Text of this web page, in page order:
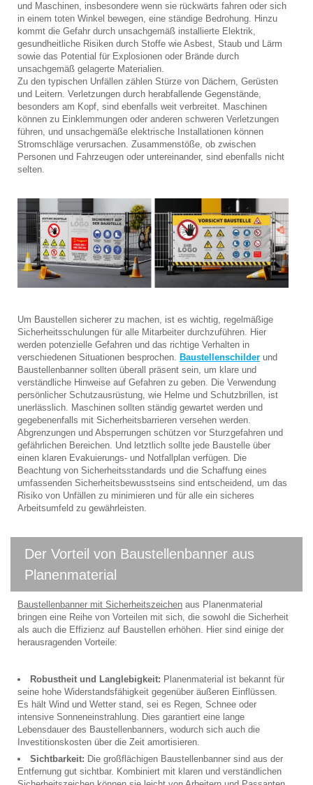
und Maschinen, insbesondere wenn sie rückwärts fahren oder sich
in einem toten Winkel bewegen, eine ständige Bedrohung. Hinzu
kommt die Gefahr durch unsachgemäß installierte Elektrik,
gesundheitliche Risiken durch Stoffe wie Asbest, Staub und Lärm
sowie das Potential für Explosionen oder Brände durch
unsachgemäß gelagerte Materialien.
Zu den typischen Unfällen zählen Stürze von Dächern, Gerüsten
und Leitern. Verletzungen durch herabfallende Gegenstände,
besonders am Kopf, sind ebenfalls weit verbreitet. Maschinen
können zu Einklemmungen oder anderen schweren Verletzungen
führen, und unsachgemäße elektrische Installationen können
Stromschläge verursachen. Zusammenstöße, ob zwischen
Personen und Fahrzeugen oder untereinander, sind ebenfalls nicht
selten.
Um Baustellen sicherer zu machen, ist es wichtig, regelmäßige
Sicherheitsschulungen für alle Mitarbeiter durchzuführen. Hier
werden potenzielle Gefahren und das richtige Verhalten in
verschiedenen Situationen besprochen.
Baustellenschilder und
Baustellenbanner sollten überall präsent sein, um klare und
verständliche Hinweise auf Gefahren zu geben. Die Verwendung
persönlicher Schutzausrüstung, wie Helme und Schutzbrillen, ist
unerlässlich. Maschinen sollten ständig gewartet werden und
gegebenenfalls mit Sicherheitsbarrieren versehen werden.
Abgrenzungen und Absperrungen schützen vor Sturzgefahren und
gefährlichen Bereichen. Und letztlich sollte jede Baustelle über
einen klaren Evakuierungs- und Notfallplan verfügen. Die
Beachtung von Sicherheitsstandards und die Schaffung eines
umfassenden Sicherheitsbewusstseins sind entscheidend, um das
Risiko von Unfällen zu minimieren und für alle ein sicheres
Arbeitsumfeld zu gewährleisten.
Der Vorteil von Baustellenbanner aus
Planenmaterial
Baustellenbanner mit Sicherheitszeichen aus Planenmaterial
bringen eine Reihe von Vorteilen mit sich, die sowohl die Sicherheit
als auch die Effizienz auf Baustellen erhöhen. Hier sind einige der
herausragenden Vorteile:
Robustheit und Langlebigkeit: Planenmaterial ist bekannt für
seine hohe Widerstandsfähigkeit gegenüber äußeren Einflüssen.
Es hält Wind und Wetter stand, sei es Regen, Schnee oder
intensive Sonneneinstrahlung. Dies garantiert eine lange
Lebensdauer des Baustellenbanners, wodurch sich auch die
Investitionskosten über die Zeit amortisieren.
Sichtbarkeit: Die großflächigen Baustellenbanner sind aus der
Entfernung gut sichtbar. Kombiniert mit klaren und verständlichen